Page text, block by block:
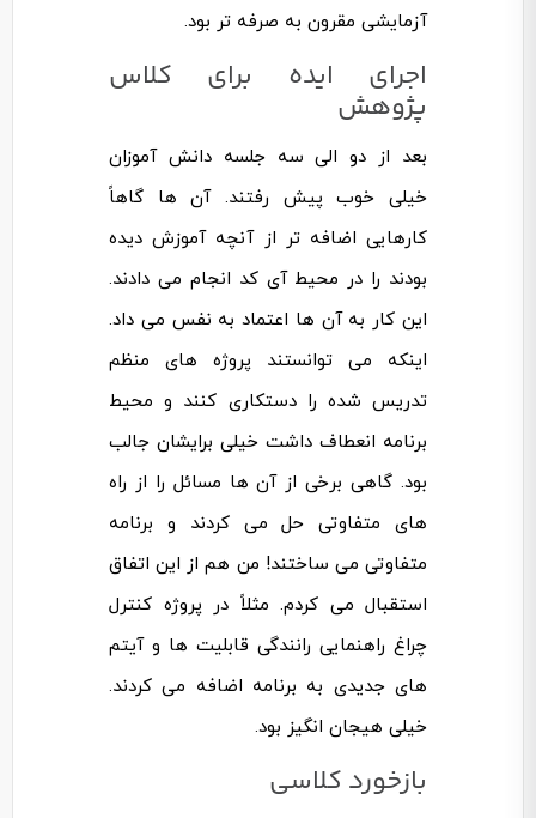
آزمایشی مقرون به صرفه تر بود.
اجرای ایده برای کلاس
پژوهش
بعد از دو الی سه جلسه دانش آموزان
خیلی خوب پیش رفتند. آن ها گاهاً
کارهایی اضافه تر از آنچه آموزش دیده
بودند را در محیط آی کد انجام می دادند.
این کار به آن ها اعتماد به نفس می داد.
اینکه می توانستند پروژه های منظم
تدریس شده را دستکاری کنند و محیط
برنامه انعطاف داشت خیلی برایشان جالب
بود. گاهی برخی از آن ها مسائل را از راه
های متفاوتی حل می کردند و برنامه
متفاوتی می ساختند! من هم از این اتفاق
استقبال می کردم. مثلاً در پروژه کنترل
چراغ راهنمایی رانندگی قابلیت ها و آیتم
های جدیدی به برنامه اضافه می کردند.
خیلی هیجان انگیز بود.
بازخورد کلاسی